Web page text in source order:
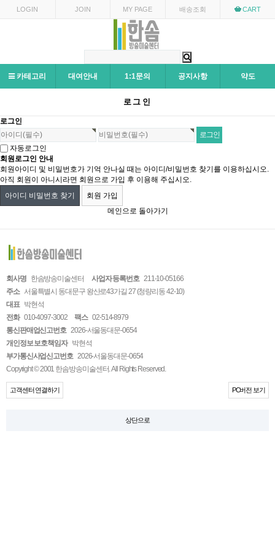
LOGIN JOIN MY PAGE 배송조회 CART
카테고리 대여안내 1:1문의 공지사항 약도
로그인
로그인
자동로그인
회원로그인 안내
회원아이디 및 비밀번호가 기억 안나실 때는 아이디/비밀번호 찾기를 이용하십시오.
아직 회원이 아니시라면 회원으로 가입 후 이용해 주십시오.
아이디 비밀번호 찾기
회원 가입
메인으로 돌아가기
회사명 한솜방송미술센터 사업자 등록번호 211-10-05166
주소 서울특별시 동대문구 왕산로43가길 27 (청량리동 42-10)
대표 박현석
전화 010-4097-3002 팩스 02-514-8979
통신판매업신고번호 2026-서울동대문-0654
개인정보 보호책임자 박현석
부가통신사업신고번호 2026-서울동대문-0654
Copyright © 2001 한솜방송미술센터. All Rights Reserved.
고객센터 연결하기 PC버전 보기
상단으로